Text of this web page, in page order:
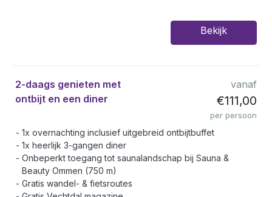
Bekijk
2-daags genieten met
ontbijt en een diner
vanaf
€111,00
per persoon
1x overnachting inclusief uitgebreid ontbijtbuffet
1x heerlijk 3-gangen diner
Onbeperkt toegang tot saunalandschap bij Sauna &
Beauty Ommen (750 m)
Gratis wandel- & fietsroutes